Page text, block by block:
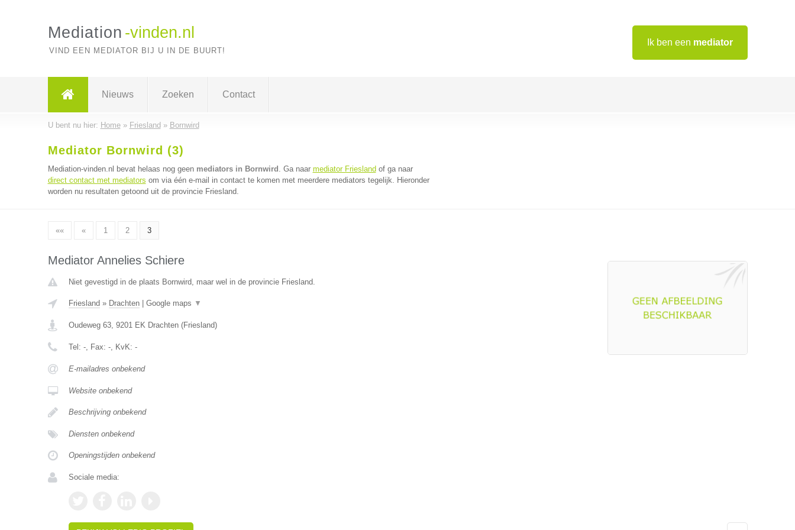
Ik ben een mediator
Mediation -vinden.nl
VIND EEN MEDIATOR BIJ U IN DE BUURT!
Nieuws Zoeken Contact
U bent nu hier: Home» Friesland » Bornwird
Mediator Bornwird (3)
Mediation-vinden.nl bevat helaas nog geen mediators in Bornwird . Ga naar mediator Friesland of ga naar
direct contact met mediators om via één e-mail in contact te komen met meerdere mediators tegelijk. Hieronder
worden nu resultaten getoond uit de provincie Friesland.
«« « 1 2 3
Mediator Annelies Schiere
Niet gevestigd in de plaats Bornwird, maar wel in de provincie Friesland.
Friesland » Drachten| Google maps ▼
Oudeweg 63, 9201 EK Drachten(Friesland)
Tel: -, Fax: -, KvK: -
E-mailadres onbekend
Website onbekend
Beschrijving onbekend
Diensten onbekend
Openingstijden onbekend
Sociale media: